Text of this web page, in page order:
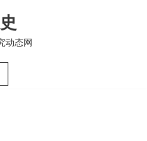
动态网